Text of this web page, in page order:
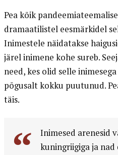
Pea kõik
dramaatilistel eesmärkidel
Inimestele näidatakse
järel inimene kohe sureb.
need, kes olid selle
põgusalt kokku puutunud.
täis.
Inimesed arenesid
kuningriigiga ja